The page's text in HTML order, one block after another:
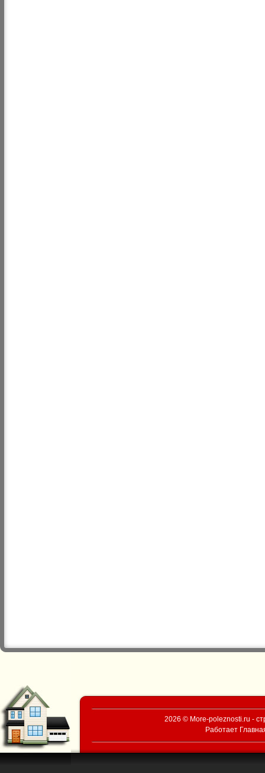
2026 © More-poleznosti.ru -
Работает